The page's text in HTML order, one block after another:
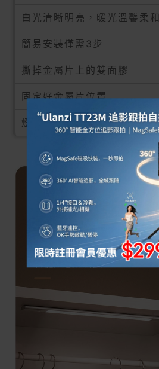
白光清晰明亮，暖光溫馨柔和
簡易安裝僅需3步
撕掉金屬片上的雙面膠
固定好金屬片位置
燈直接磁吸在金屬片